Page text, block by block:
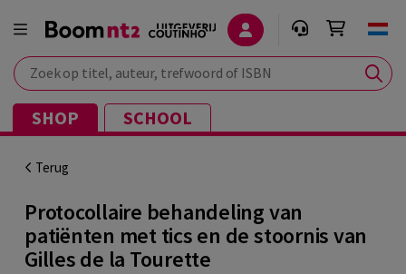
Zoek op titel, auteur, trefwoord of ISBN
SHOP SCHOOL
Terug
Protocollaire behandeling van
patiënten met tics en de stoornis van
Gilles de la Tourette